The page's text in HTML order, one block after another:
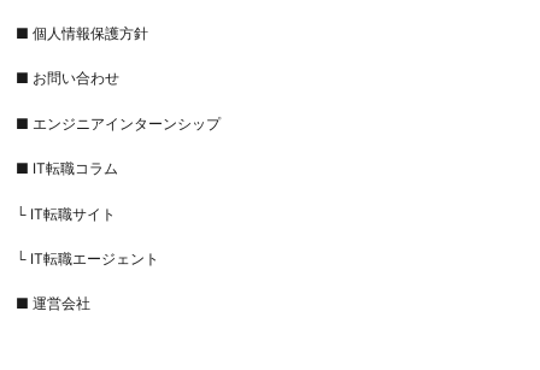
■ 個人情報保護方針
■ お問い合わせ
■ エンジニアインターンシップ
■ IT転職コラム
└ IT転職サイト
└ IT転職エージェント
■ 運営会社